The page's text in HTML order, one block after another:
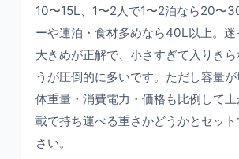
10〜15L、1〜2人で1〜2泊なら20〜
ーや連泊・食材多めなら40L以上。迷
大きめが正解で、小さすぎて入りき
うが圧倒的に多いです。ただし容量
体重量・消費電力・価格も比例して
載で持ち運べる重さかどうかとセッ
さい。